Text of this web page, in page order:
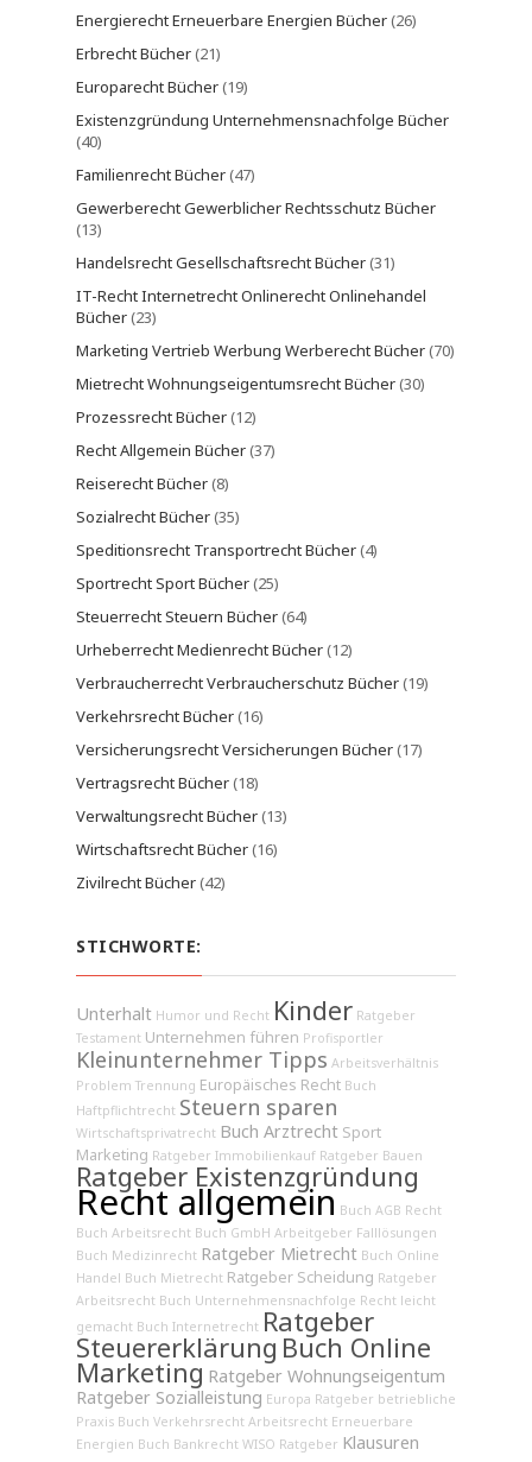
Energierecht Erneuerbare Energien Bücher(26)
Erbrecht Bücher(21)
Europarecht Bücher(19)
Existenzgründung Unternehmensnachfolge Bücher
(40)
Familienrecht Bücher(47)
Gewerberecht Gewerblicher Rechtsschutz Bücher
(13)
Handelsrecht Gesellschaftsrecht Bücher(31)
IT-Recht Internetrecht Onlinerecht Onlinehandel
Bücher(23)
Marketing Vertrieb Werbung Werberecht Bücher(70)
Mietrecht Wohnungseigentumsrecht Bücher(30)
Prozessrecht Bücher(12)
Recht Allgemein Bücher(37)
Reiserecht Bücher(8)
Sozialrecht Bücher(35)
Speditionsrecht Transportrecht Bücher(4)
Sportrecht Sport Bücher(25)
Steuerrecht Steuern Bücher(64)
Urheberrecht Medienrecht Bücher(12)
Verbraucherrecht Verbraucherschutz Bücher(19)
Verkehrsrecht Bücher(16)
Versicherungsrecht Versicherungen Bücher(17)
Vertragsrecht Bücher(18)
Verwaltungsrecht Bücher(13)
Wirtschaftsrecht Bücher(16)
Zivilrecht Bücher(42)
STICHWORTE:
Unterhalt Humor und Recht Kinder Ratgeber
Testament Unternehmen führen Profisportler
Kleinunternehmer Tipps Arbeitsverhältnis
Problem Trennung Europäisches Recht Buch
Haftpflichtrecht Steuern sparen
Wirtschaftsprivatrecht Buch Arztrecht Sport
Marketing Ratgeber Immobilienkauf Ratgeber Bauen
Ratgeber Existenzgründung
Recht allgemein Buch AGB Recht
Buch Arbeitsrecht Buch GmbH Arbeitgeber Falllösungen
Buch Medizinrecht Ratgeber Mietrecht Buch Online
Handel Buch Mietrecht Ratgeber Scheidung Ratgeber
Arbeitsrecht Buch Unternehmensnachfolge Recht leicht
gemacht Buch Internetrecht Ratgeber
Steuererklärung Buch Online
Marketing Ratgeber Wohnungseigentum
Ratgeber Sozialleistung Europa Ratgeber betriebliche
Praxis Buch Verkehrsrecht Arbeitsrecht Erneuerbare
Energien Buch Bankrecht WISO Ratgeber Klausuren